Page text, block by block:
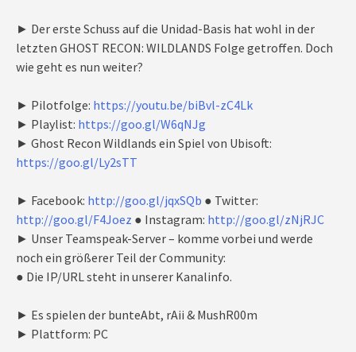
► Der erste Schuss auf die Unidad-Basis hat wohl in der
letzten GHOST RECON: WILDLANDS Folge getroffen. Doch
wie geht es nun weiter?
► Pilotfolge: https://youtu.be/biBvl-zC4Lk
► Playlist: https://goo.gl/W6qNJg
► Ghost Recon Wildlands ein Spiel von Ubisoft:
https://goo.gl/Ly2sTT
► Facebook: http://goo.gl/jqxSQb ● Twitter:
http://goo.gl/F4Joez ● Instagram: http://goo.gl/zNjRJC
► Unser Teamspeak-Server – komme vorbei und werde
noch ein größerer Teil der Community:
● Die IP/URL steht in unserer Kanalinfo.
► Es spielen der bunteAbt, rAii & MushR00m
► Plattform: PC